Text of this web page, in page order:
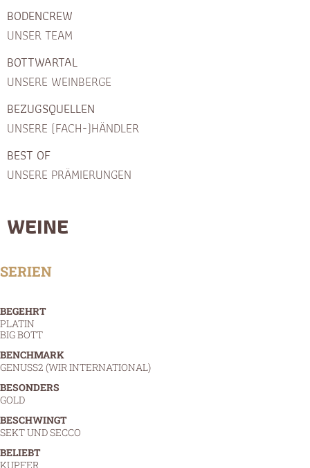
BODENCREW
UNSER TEAM
BOTTWARTAL
UNSERE WEINBERGE
BEZUGSQUELLEN
UNSERE (FACH-)HÄNDLER
BEST OF
UNSERE PRÄMIERUNGEN
WEINE
SERIEN
BEGEHRT
PLATIN
BIG BOTT
BENCHMARK
GENUSS2 (WIR INTERNATIONAL)
BESONDERS
GOLD
BESCHWINGT
SEKT UND SECCO
BELIEBT
KUPFER